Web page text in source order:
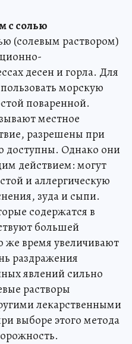
с солью
(солевым раствором)
десен и горла. Для
морскую
поваренной.
местное
разрешены при
доступны. Однако они
действием: могут
и аллергическую
зуда и сыпи.
содержатся в
большей
же время увеличивают
раздражения
явлений сильно
растворы
лекарственными
выборе этого метода